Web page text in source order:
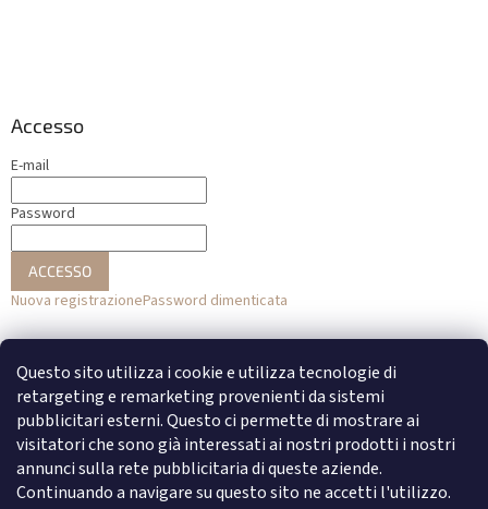
Questo sito utilizza i cookie e utilizza tecnologie di
retargeting e remarketing provenienti da sistemi
pubblicitari esterni. Questo ci permette di mostrare ai
visitatori che sono già interessati ai nostri prodotti i nostri
annunci sulla rete pubblicitaria di queste aziende.
Continuando a navigare su questo sito ne accetti l'utilizzo.
Accesso
E-mail
Password
ACCESSO
Nuova registrazionePassword dimenticata
o
Accesso con Facebook
Accesso con Google